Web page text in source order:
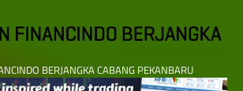
BERJANGKA CABANG PEKANBARU